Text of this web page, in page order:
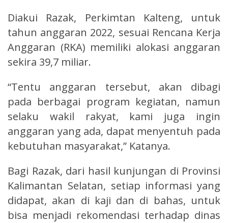
Diakui Razak, Perkimtan Kalteng, untuk
tahun anggaran 2022, sesuai Rencana Kerja
Anggaran (RKA) memiliki alokasi anggaran
sekira 39,7 miliar.
“Tentu anggaran tersebut, akan dibagi
pada berbagai program kegiatan, namun
selaku wakil rakyat, kami juga ingin
anggaran yang ada, dapat menyentuh pada
kebutuhan masyarakat,” Katanya.
Bagi Razak, dari hasil kunjungan di Provinsi
Kalimantan Selatan, setiap informasi yang
didapat, akan di kaji dan di bahas, untuk
bisa menjadi rekomendasi terhadap dinas